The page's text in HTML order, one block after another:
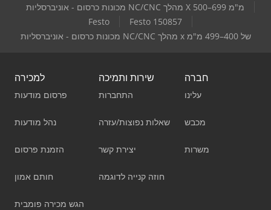
מכונות כרסום - אוניברסליות NC/CNC מהלך X 500–699 מ"מ
Festo
Festo 150857
מכונות כרסום - אוניברסליות NC/CNC מהלך x של 400–499 מ"מ
למכירה
פרסום מודעות
נהל מודעות
הזמנת פרסום
חותם אמון
הגש מכירה פומבית
שירות ותמיכה
התחברות
שאלות נפוצות/עזרה
יצירת קשר
חוזה קנייה לדוגמה
חברה
עלינו
מכבש
משרות